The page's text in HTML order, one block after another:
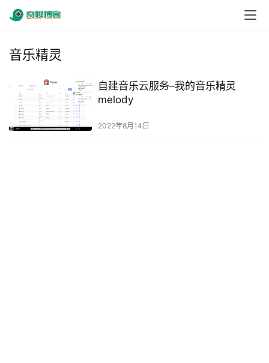
音乐精灵
自建音乐云服务–我的音乐精灵
melody
2022年8月14日